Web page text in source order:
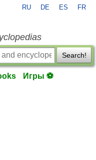
RU DE ES FR
Search!
Игры ⚽